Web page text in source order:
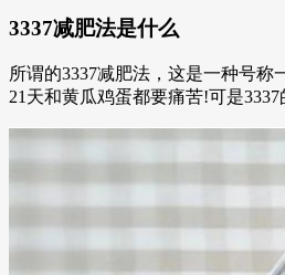
3337减肥法是什么
所谓的3337减肥法，这是一种号
21天和黄瓜鸡蛋都要痛苦!可是